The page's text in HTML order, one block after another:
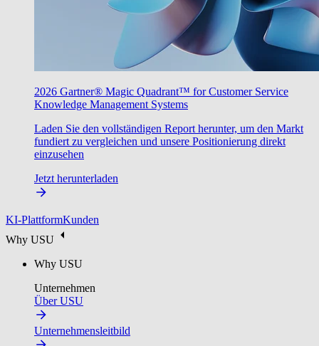
2026 Gartner® Magic Quadrant™ for Customer Service
Knowledge Management Systems
Laden Sie den vollständigen Report herunter, um den Markt
fundiert zu vergleichen und unsere Positionierung direkt
einzusehen
Jetzt herunterladen
KI-PlattformKunden
Why USU
Why USU
Unternehmen
Über USU
Unternehmensleitbild